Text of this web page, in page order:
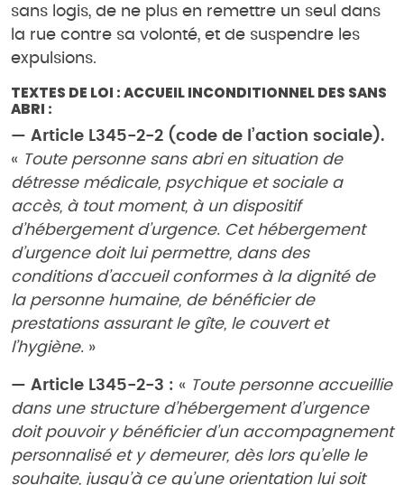
sans logis, de ne plus en remettre un seul dans
la rue contre sa volonté, et de suspendre les
expulsions.
TEXTES DE LOI : ACCUEIL INCONDITIONNEL DES SANS
ABRI :
— Article L345-2-2 (code de l’action sociale).
« Toute personne sans abri en situation de
détresse médicale, psychique et sociale a
accès, à tout moment, à un dispositif
d’hébergement d’urgence. Cet hébergement
d’urgence doit lui permettre, dans des
conditions d’accueil conformes à la dignité de
la personne humaine, de bénéficier de
prestations assurant le gîte, le couvert et
l’hygiène. »
— Article L345-2-3 : « Toute personne accueillie
dans une structure d’hébergement d’urgence
doit pouvoir y bénéficier d’un accompagnement
personnalisé et y demeurer, dès lors qu’elle le
souhaite, jusqu’à ce qu’une orientation lui soit